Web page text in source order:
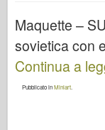
Maquette –
sovietica con
Continua a
Pubblicato inMiniart